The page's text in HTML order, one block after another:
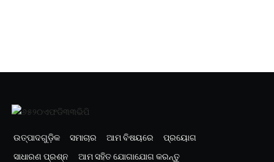
ଉତ୍ପାଦଗୁଡ଼ିକ ସମାଚାର ଆମ ବିଷୟରେ
ପ୍ରୟୋଗ
ସାଧାରଣ ପ୍ରଶ୍ନ
ଆମ ସହିତ ଯୋଗାଯୋଗ କରନ୍ତୁ